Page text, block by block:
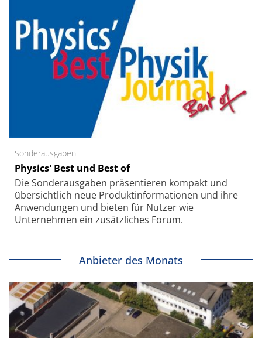
Sonderausgaben
Physics' Best und Best of
Die Sonder­ausgaben präsentieren kompakt und
übersichtlich neue Produkt­informationen und ihre
Anwendungen und bieten für Nutzer wie
Unternehmen ein zusätzliches Forum.
Anbieter des Monats